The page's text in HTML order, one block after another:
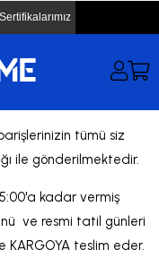
Sertifikalarımız
tümü siz
ile gönderilmektedir.
kadar vermiş
ve resmi tatil günleri
KARGOYA teslim eder.